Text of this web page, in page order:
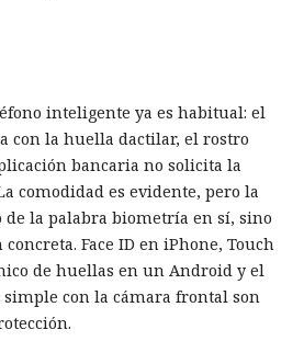
inteligente ya es habitual: el
con la huella dactilar, el rostro
bancaria no solicita la
comodidad es evidente, pero la
la palabra biometría en sí, sino
Face ID en iPhone, Touch
de huellas en un Android y el
con la cámara frontal son